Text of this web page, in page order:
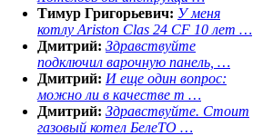
Тимур Григорьевич: У меня
котлу Ariston Clas 24 CF 10 лет …
Дмитрий: Здравствуйте
подключил варочную панель, …
Дмитрий: И еще один вопрос:
можно ли в качестве т …
Дмитрий: Здравствуйте. Стоит
газовый котел БелеТО …